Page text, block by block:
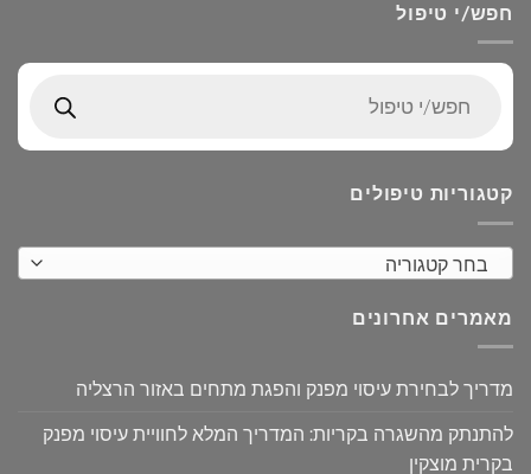
חפש/י טיפול
search
קטגוריות טיפולים
בחר קטגוריה
מאמרים אחרונים
מדריך לבחירת עיסוי מפנק והפגת מתחים באזור הרצליה
להתנתק מהשגרה בקריות: המדריך המלא לחוויית עיסוי מפנק
בקרית מוצקין